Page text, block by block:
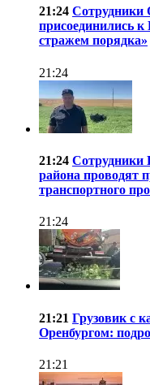
21:24 Сотрудники
присоединились к
стражем порядка»
21:24
21:24 Сотрудники
района проводят
транспортного
21:24
21:21 Грузовик с
Оренбургом:
21:21